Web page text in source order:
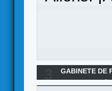
GABINETE DE
GLORIOSO